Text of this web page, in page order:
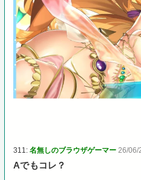
311:名無しのブラウザゲーマー 26/06/
Aでもコレ？